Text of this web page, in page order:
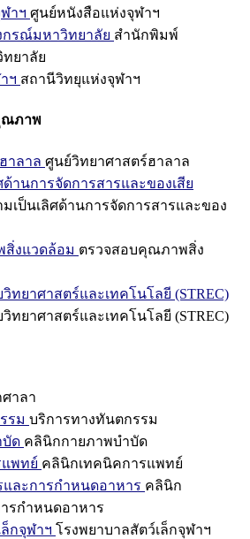
าฯ ศูนย์หนังสือแห่งจุฬาฯ
รณ์มหาวิทยาลัย สำนักพิมพ์
ยาลัย
ฯ สถานีวิทยุแห่งจุฬาฯ
ณภาพ
าลาล ศูนย์วิทยาศาสตร์ฮาลาล
านการจัดการสารและของเสีย
เป็นเลิศด้านการจัดการสารและของ
งแวดล้อม ตรวจสอบคุณภาพสิ่ง
ทยาศาสตร์และเทคโนโลยี (STREC)
ทยาศาสตร์และเทคโนโลยี (STREC)
าลา
รม บริการทางทันตกรรม
บัด คลินิกกายภาพบำบัด
พทย์ คลินิกเทคนิคการแพทย์
ละการกำหนดอาหาร คลินิก
รกำหนดอาหาร
กจุฬาฯ โรงพยาบาลสัตว์เล็กจุฬาฯ